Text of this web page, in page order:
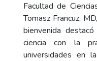
Facultad de
Tomasz Francuz,
bienvenida
ciencia con la
universidades en